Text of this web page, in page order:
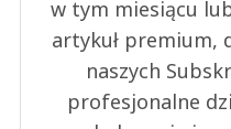
w tym miesiącu
artykuł premium,
naszych
profesjonalne